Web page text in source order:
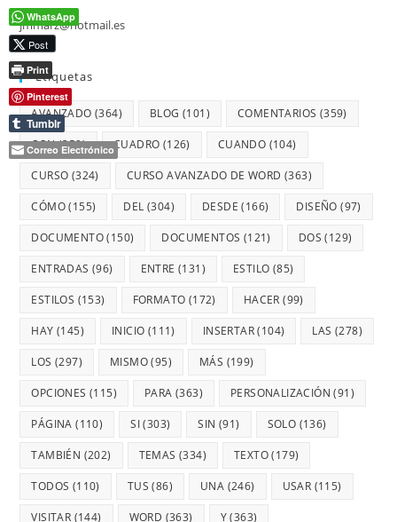
jmmarz@hotmail.es
Etiquetas
AVANZADO (364) BLOG (101) COMENTARIOS (359)
CON(359) CUADRO (126) CUANDO (104)
CURSO (324) CURSO AVANZADO DE WORD (363)
CÓMO(155) DEL (304) DESDE (166) DISEÑO (97)
DOCUMENTO(150) DOCUMENTOS (121) DOS (129)
ENTRADAS (96) ENTRE (131) ESTILO (85)
ESTILOS (153) FORMATO (172) HACER (99)
HAY (145) INICIO (111) INSERTAR(104) LAS (278)
LOS (297) MISMO(95) MÁS (199)
OPCIONES (115) PARA (363) PERSONALIZACIÓN (91)
PÁGINA (110) SI(303) SIN (91) SOLO (136)
TAMBIÉN (202) TEMAS (334) TEXTO(179)
TODOS (110) TUS (86) UNA (246) USAR (115)
VISITAR (144) WORD (363) Y(363)
WhatsApp
Post
Print
Pinterest
Tumblr
Correo Electrónico